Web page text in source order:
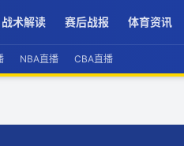
战术解读 赛后战报 体育资讯
NBA直播 CBA直播